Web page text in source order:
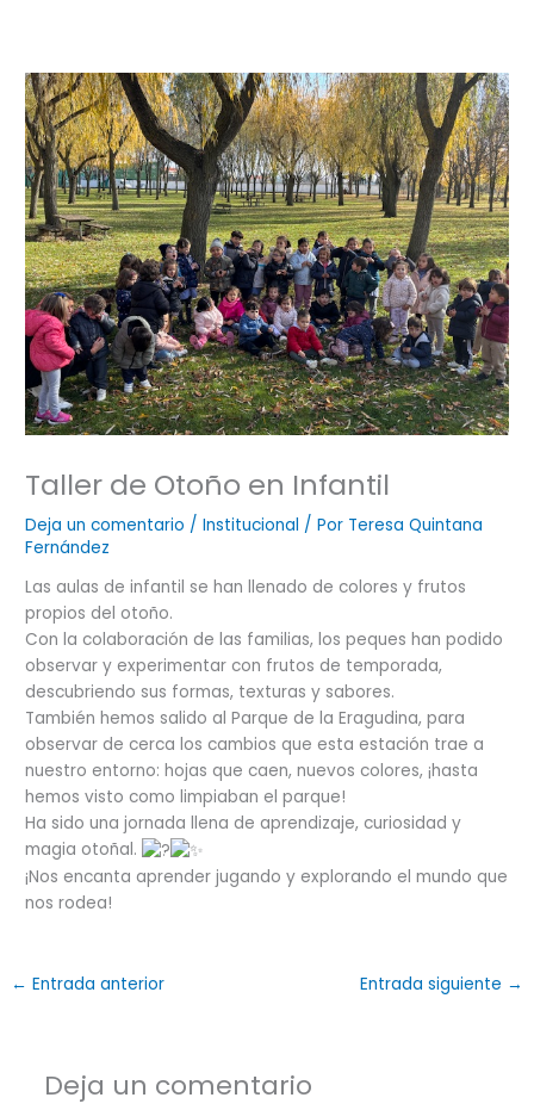
Taller de Otoño en Infantil
Deja un comentario /Institucional / Por Teresa Quintana
Fernández
Las aulas de infantil se han llenado de colores y frutos
propios del otoño.
Con la colaboración de las familias, los peques han podido
observar y experimentar con frutos de temporada,
descubriendo sus formas, texturas y sabores.
También hemos salido al Parque de la Eragudina, para
observar de cerca los cambios que esta estación trae a
nuestro entorno: hojas que caen, nuevos colores, ¡hasta
hemos visto como limpiaban el parque!
Ha sido una jornada llena de aprendizaje, curiosidad y
magia otoñal.
¡Nos encanta aprender jugando y explorando el mundo que
nos rodea!
← Entrada anterior Entrada siguiente →
Deja un comentario